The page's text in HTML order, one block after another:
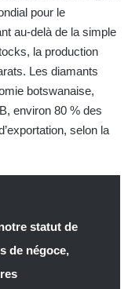
pour le
au-delà de la simple
la production
Les diamants
botswanaise,
environ 80 % des
selon la
statut de
de négoce,